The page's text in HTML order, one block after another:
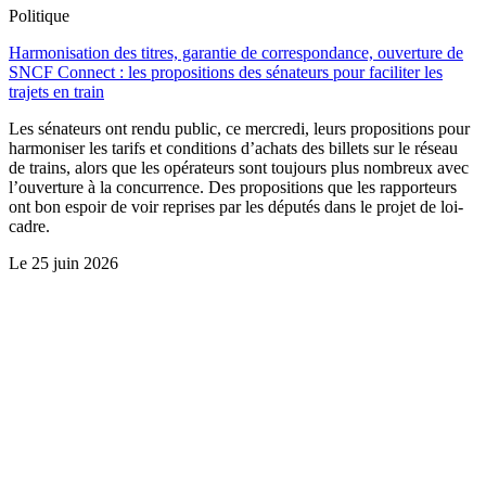
Politique
Harmonisation des titres, garantie de correspondance, ouverture de
SNCF Connect : les propositions des sénateurs pour faciliter les
trajets en train
Les sénateurs ont rendu public, ce mercredi, leurs propositions pour
harmoniser les tarifs et conditions d’achats des billets sur le réseau
de trains, alors que les opérateurs sont toujours plus nombreux avec
l’ouverture à la concurrence. Des propositions que les rapporteurs
ont bon espoir de voir reprises par les députés dans le projet de loi-
cadre.
Le 25 juin 2026